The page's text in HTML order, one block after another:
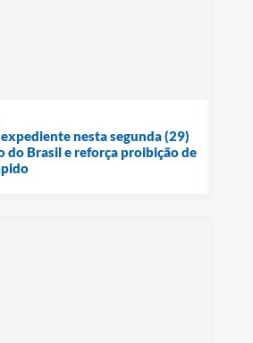
nesta segunda (29)
do Brasil e reforça proibição de